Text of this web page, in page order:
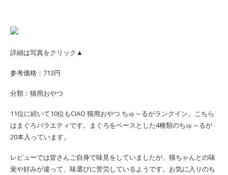
詳細は写真をクリック▲
参考価格：713円
分類：猫用おやつ
11位に続いて10位もCIAO 猫用おやつ ちゅ～るがランクイン。こちら
はまぐろバラエティです。まぐろをベースとした4種類のちゅ～るが
20本入っています。
レビューでは皆さんご自身で味見をしていましたが、猫ちゃんとの味
覚や好みが違って、味選びに苦労しているようです。お気に入りのち